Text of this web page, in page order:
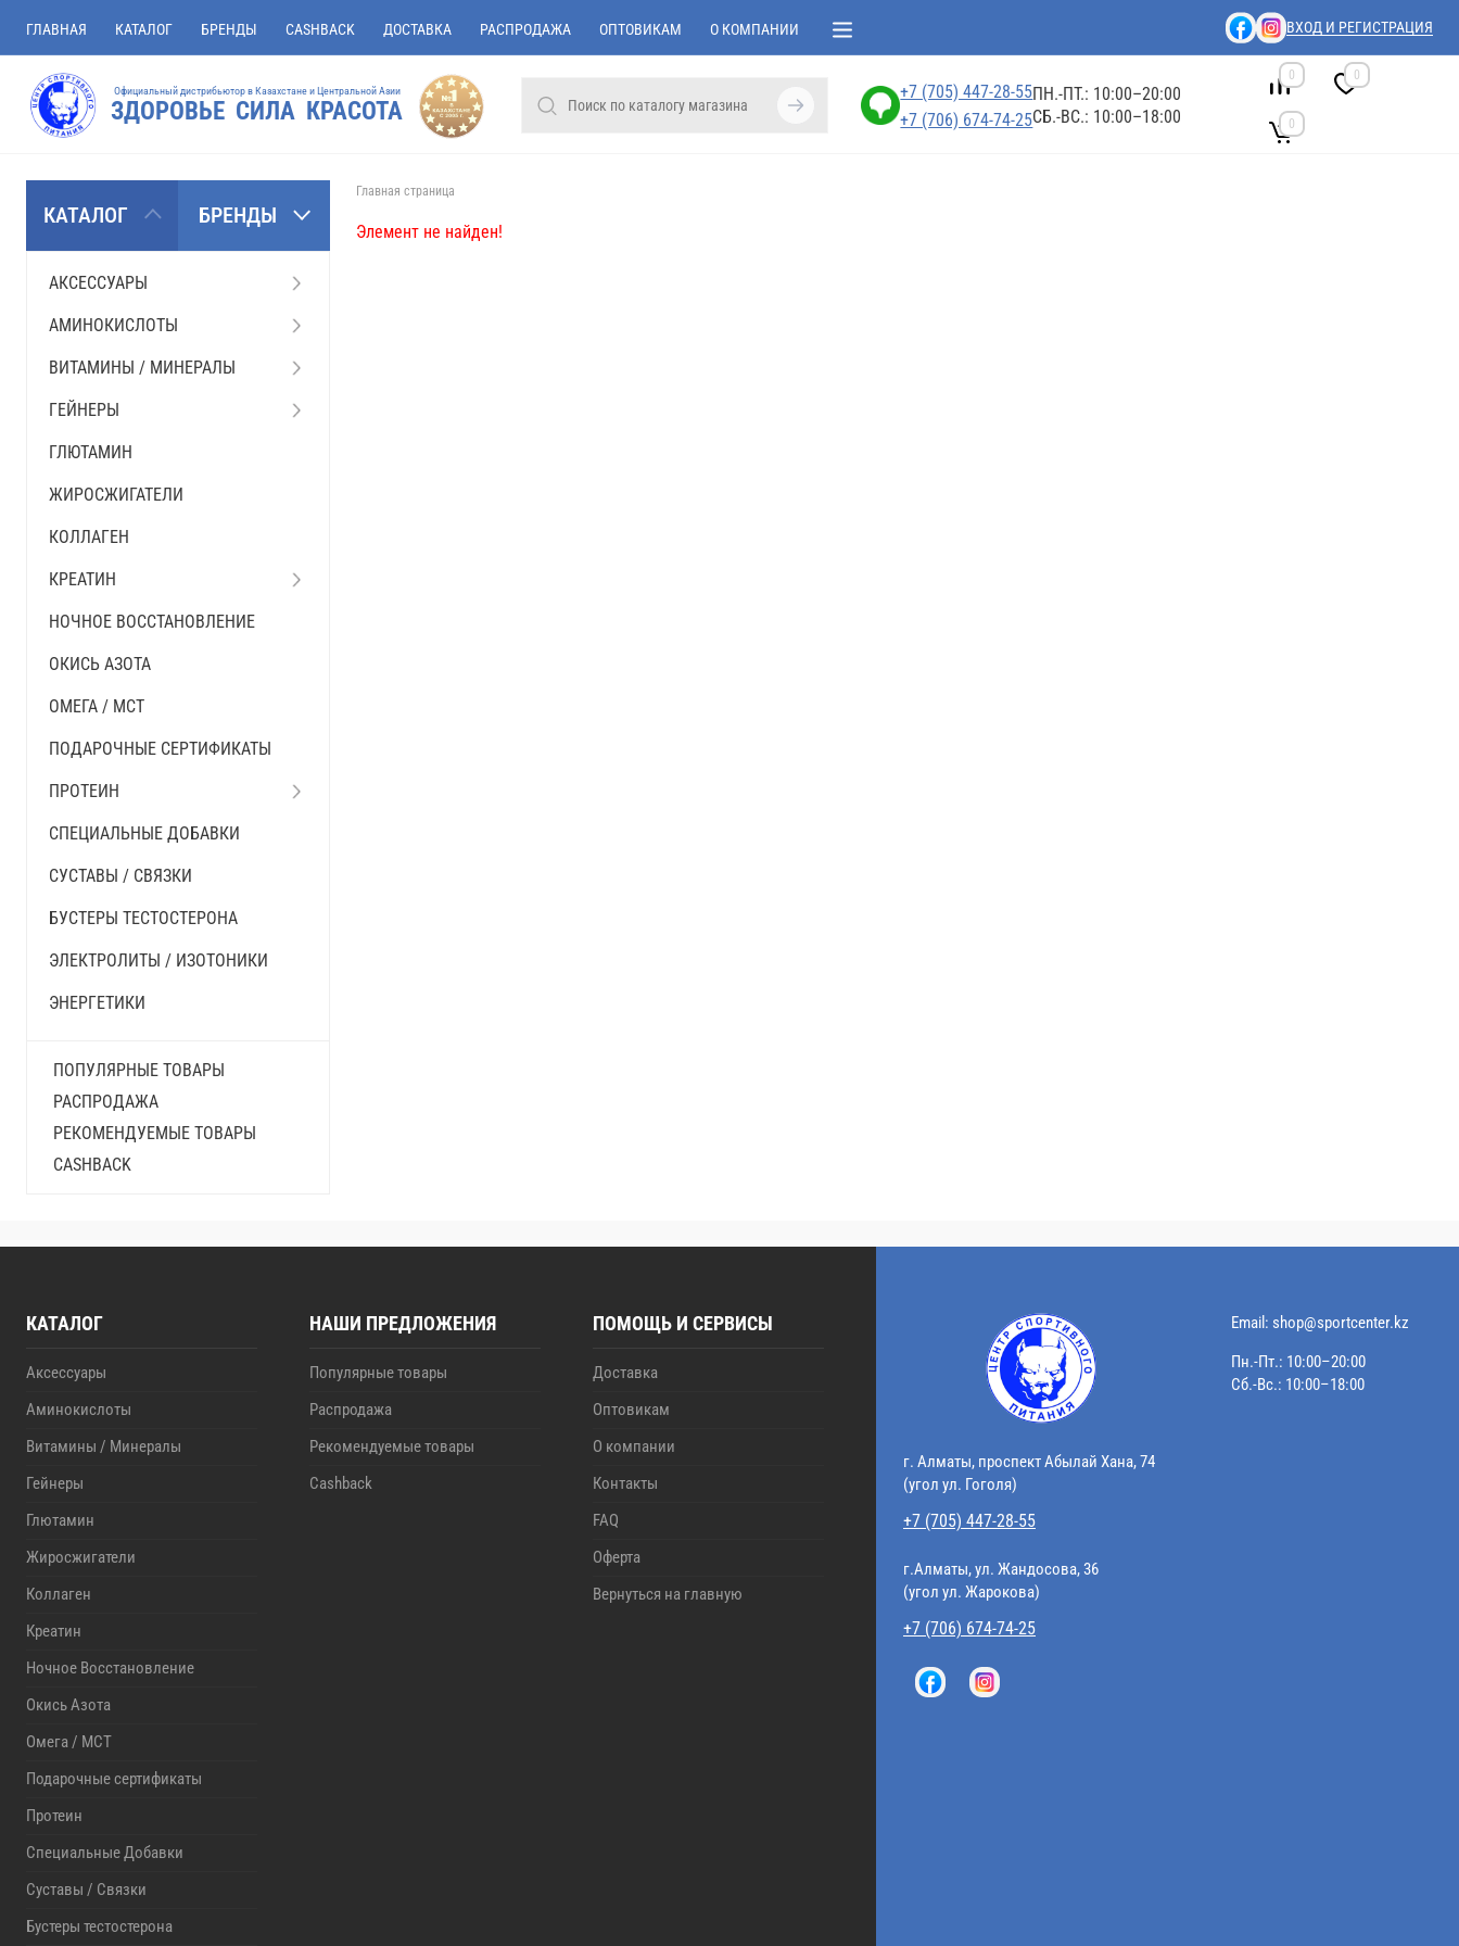
ГЛАВНАЯ КАТАЛОГ БРЕНДЫ CASHBACK ДОСТАВКА РАСПРОДАЖА ОПТОВИКАМ О КОМПАНИИ ВХОД И РЕГИСТРАЦИЯ
Официальный дистрибьютор в Казахстане и Центральной Азии
ЗДОРОВЬЕ СИЛА КРАСОТА
+7 (705) 447-28-55
+7 (706) 674-74-25
ПН.-ПТ.: 10:00–20:00
СБ.-ВС.: 10:00–18:00
0 0
0
КАТАЛОГ БРЕНДЫ
АКСЕССУАРЫ
АМИНОКИСЛОТЫ
ВИТАМИНЫ / МИНЕРАЛЫ
ГЕЙНЕРЫ
ГЛЮТАМИН
ЖИРОСЖИГАТЕЛИ
КОЛЛАГЕН
КРЕАТИН
НОЧНОЕ ВОССТАНОВЛЕНИЕ
ОКИСЬ АЗОТА
ОМЕГА / MCT
ПОДАРОЧНЫЕ СЕРТИФИКАТЫ
ПРОТЕИН
СПЕЦИАЛЬНЫЕ ДОБАВКИ
СУСТАВЫ / СВЯЗКИ
БУСТЕРЫ ТЕСТОСТЕРОНА
ЭЛЕКТРОЛИТЫ / ИЗОТОНИКИ
ЭНЕРГЕТИКИ
ПОПУЛЯРНЫЕ ТОВАРЫ
РАСПРОДАЖА
РЕКОМЕНДУЕМЫЕ ТОВАРЫ
CASHBACK
Главная страница
Элемент не найден!
КАТАЛОГ
Аксессуары
Аминокислоты
Витамины / Минералы
Гейнеры
Глютамин
Жиросжигатели
Коллаген
Креатин
Ночное Восстановление
Окись Азота
Омега / MCT
Подарочные сертификаты
Протеин
Специальные Добавки
Суставы / Связки
Бустеры тестостерона
НАШИ ПРЕДЛОЖЕНИЯ
Популярные товары
Распродажа
Рекомендуемые товары
Cashback
ПОМОЩЬ И СЕРВИСЫ
Доставка
Оптовикам
О компании
Контакты
FAQ
Оферта
Вернуться на главную
г. Алматы, проспект Абылай Хана, 74
(угол ул. Гоголя)
+7 (705) 447-28-55
г.Алматы, ул. Жандосова, 36
(угол ул. Жарокова)
+7 (706) 674-74-25
Email: shop@sportcenter.kz
Пн.-Пт.: 10:00–20:00
Сб.-Вс.: 10:00–18:00